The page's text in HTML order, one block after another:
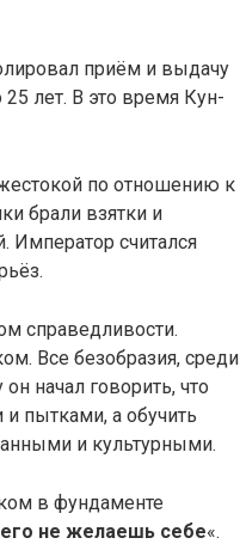
приём и выдачу
25 лет. В это время Кун-
по отношению к
брали взятки и
Император считался
справедливости.
Все безобразия, среди
начал говорить, что
пытками, а обучить
и культурными.
в фундаменте
не желаешь себе«.